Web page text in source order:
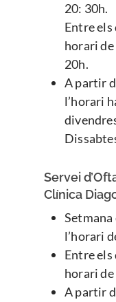
20: 30h.
Entre els
horari de
20h.
A partir
l’horari
Servei
Clínica
Setmana
l’horari
Entre els
horari de
A partir